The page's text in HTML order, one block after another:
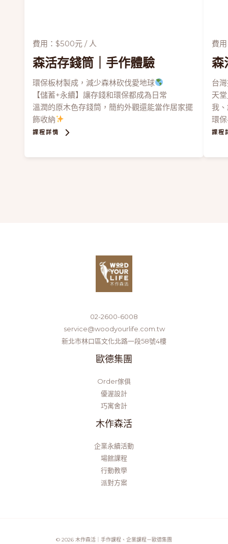
費用：$500元 / 人
森活存錢筒 ｜手作體驗
環保板材製成，減少森林砍伐愛地球
【儲蓄+永續】讓存錢和環保都成為日常
溫潤的原木色存錢筒，簡約外觀還能當作居家擺
飾收納
課程詳情
費
森
台
天
我
環
課程
02-2600-6008
service@woodyourlife.com.tw
新北市林口區文化北路一段58號4樓
歐德集團
Order傢俱
優渥設計
巧寓舍計
木作森活
企業永續活動
場館課程
行動教學
派對方案
© 2026 木作森活｜手作課程、企業課程－歐德集團